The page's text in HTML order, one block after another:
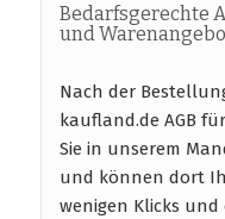
Bedarfsgerechte
und
Nach der
kaufland.de AGB
Sie in unserem
und können dort
wenigen Klicks